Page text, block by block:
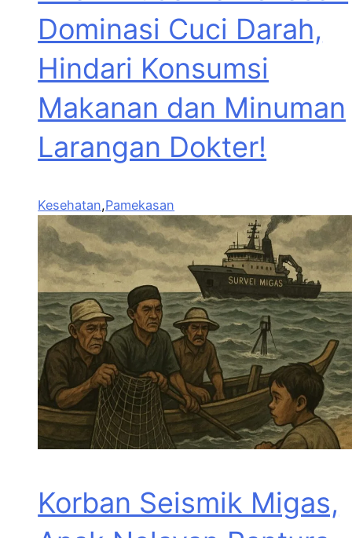
Dominasi Cuci Darah,
Hindari Konsumsi
Makanan dan Minuman
Larangan Dokter!
Kesehatan,Pamekasan
Korban Seismik Migas,